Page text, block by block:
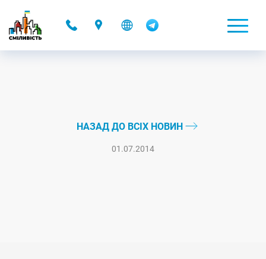
НАЗАД ДО ВСІХ НОВИН
01.07.2014